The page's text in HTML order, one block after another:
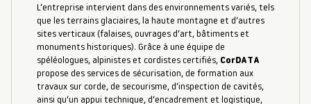
L’entreprise intervient dans des environnements variés, tels
que les terrains glaciaires, la haute montagne et d’autres
sites verticaux (falaises, ouvrages d’art, bâtiments et
monuments historiques). Grâce à une équipe de
spéléologues, alpinistes et cordistes certifiés, CorDATA
propose des services de sécurisation, de formation aux
travaux sur corde, de secourisme, d’inspection de cavités,
ainsi qu’un appui technique, d’encadrement et logistique,